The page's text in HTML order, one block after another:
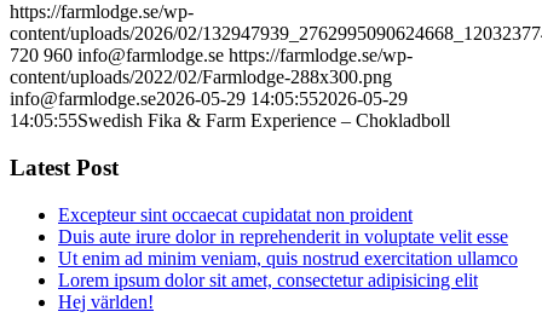
https://farmlodge.se/wp-
content/uploads/2026/02/
720 960 info@farmlodge.se https://farmlodge.se/wp-
content/uploads/2022/02/Farmlodge-288x300.png
info@farmlodge.se2026-05-29 14:05:552026-05-29
14:05:55Swedish Fika & Farm Experience – Chokladboll
Latest Post
Excepteur sint occaecat cupidatat non proident
Duis aute irure dolor in reprehenderit in voluptate velit esse
Ut enim ad minim veniam, quis nostrud exercitation ullamco
Lorem ipsum dolor sit amet, consectetur adipisicing elit
Hej världen!